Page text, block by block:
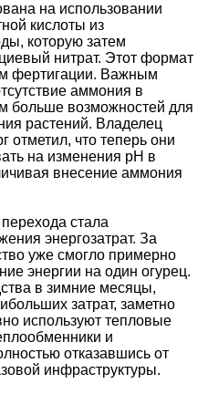
на использовании
кислоты из
которую затем
нитрат. Этот формат
фертигации. Важным
аммония в
больше возможностей для
растений. Владелец
отметил, что теперь они
на изменения pH в
внесение аммония
стала
энергозатрат. За
уже смогло примерно
энергии на один огурец.
в зимние месяцы,
затрат, заметно
используют тепловые
и
отказавшись от
инфраструктуры.